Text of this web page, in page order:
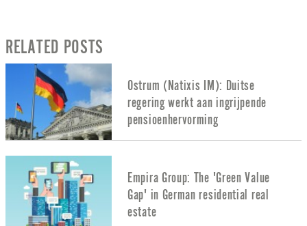
RELATED POSTS
Ostrum (Natixis IM): Duitse
regering werkt aan ingrijpende
pensioenhervorming
Empira Group: The 'Green Value
Gap' in German residential real
estate